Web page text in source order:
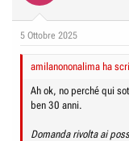
s
5 Ottobre 2025
amilanononalima ha
Ah ok, no perché qui
ben 30 anni.
Domanda rivolta ai